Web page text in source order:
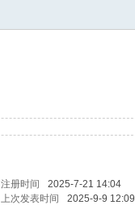
注册时间 2025-7-21 14:04
上次发表时间 2025-9-9 12:09